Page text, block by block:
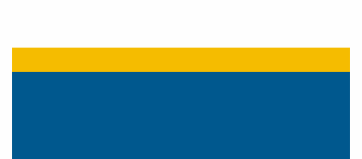
Lectures en herbe